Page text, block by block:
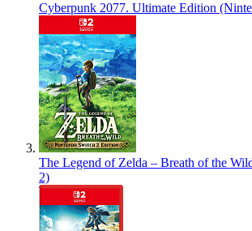
Cyberpunk 2077. Ultimate Edition
The Legend of Zelda – Breath of the
2)